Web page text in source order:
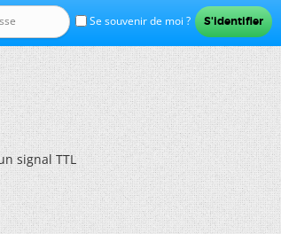
Se souvenir de moi ?
signal TTL